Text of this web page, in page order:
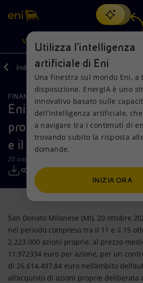
Cerca
scopri EnergIA, la nostra nuova
artificiale.
VISIONE
Visione
Mission e valori
Persone e Partnership
Net Zero
Modello satellitare
Energia accessibile
Innovazione
Scenari energetici
Azioni
Diversificazione energetica
Tecnologie per la transizione
Collaborazioni per l'innovazione
Attività nel mondo
Prodotti
Casa
Imprese
Mobilità
Indietro Media Comunicati Stampa
FINANZA, STRATEGIA E REPORT
Eni: informativa
proprie nel periodo
e il 15 ottobre 2021
20 ottobre 2021 - 12:40 CEST
San Donato Milanese (MI), 20 ottobre
nel periodo compreso tra il 11 e il 15
2.223.000 azioni proprie, al prezzo
11,972334 euro per azione, per un
di 26.614.497,84 euro nell’ambito
all’acquisto di azioni proprie deliberata
Utilizza l'intelligenza
artificiale di Eni
Una finestra sul mondo Eni, a
disposizione. EnergIA è uno
innovativo basato sulle
dell’intelligenza artificiale,
a navigare tra i contenuti di
trovando subito la risposta
domande.
INIZIA ORA